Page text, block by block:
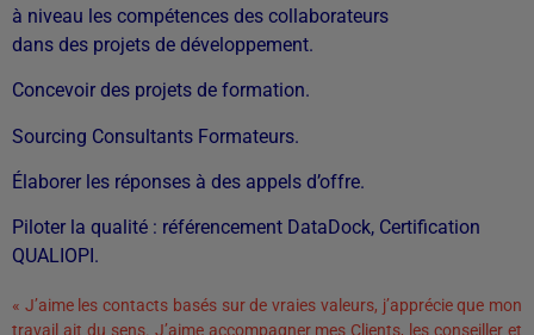
à niveau les compétences des collaborateurs
dans des projets de développement.
Concevoir des projets de formation.
Sourcing Consultants Formateurs.
Élaborer les réponses à des appels d’offre.
Piloter la qualité : référencement DataDock, Certification
QUALIOPI.
« J’aime les contacts basés sur de vraies valeurs, j’apprécie que mon
travail ait du sens. J’aime accompagner mes Clients, les conseiller et